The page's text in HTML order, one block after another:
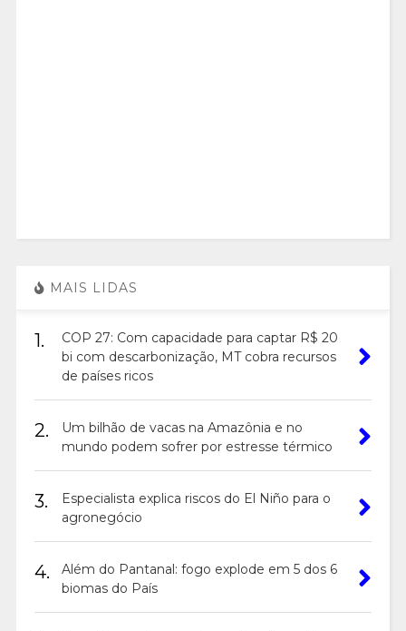
MAIS LIDAS
1.
COP 27: Com capacidade para captar R$ 20
bi com descarbonização, MT cobra recursos
de países ricos
2.
Um bilhão de vacas na Amazônia e no
mundo podem sofrer por estresse térmico
3.
Especialista explica riscos do El Niño para o
agronegócio
4.
Além do Pantanal: fogo explode em 5 dos 6
biomas do País